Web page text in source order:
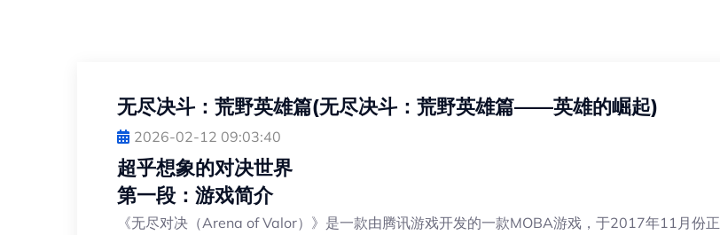
无尽决斗：荒野英雄篇(无尽决斗：荒野英雄篇——英雄的崛起)
2026-02-12 09:03:40
超乎想象的对决世界
第一段：游戏简介
《无尽对决（Arena of Valor）》是一款由腾讯游戏开发的一款MOBA游戏，于2017年11月份正